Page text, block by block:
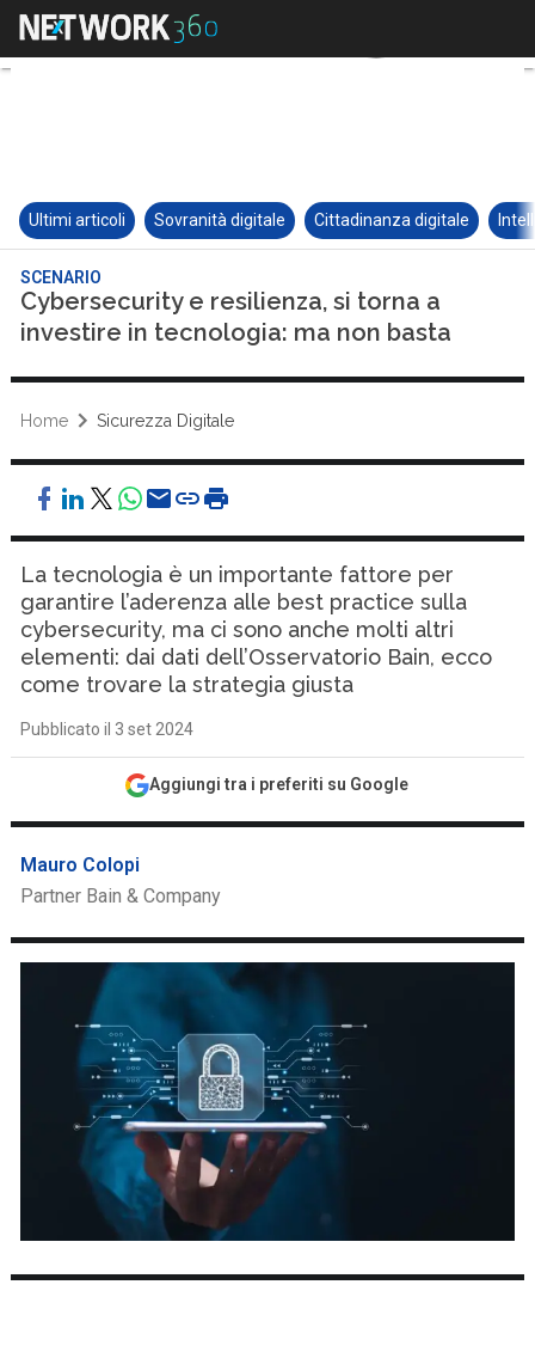
Ultimi articoli Sovranità digitale Cittadinanza digitale
SCENARIO
Cybersecurity e resilienza, si torna a
investire in tecnologia: ma non basta
Home Sicurezza Digitale
La tecnologia è un importante fattore per
garantire l’aderenza alle best practice sulla
cybersecurity, ma ci sono anche molti altri
elementi: dai dati dell’Osservatorio Bain, ecco
come trovare la strategia giusta
Pubblicato il 3 set 2024
Aggiungi tra i preferiti su Google
Mauro Colopi
Partner Bain & Company